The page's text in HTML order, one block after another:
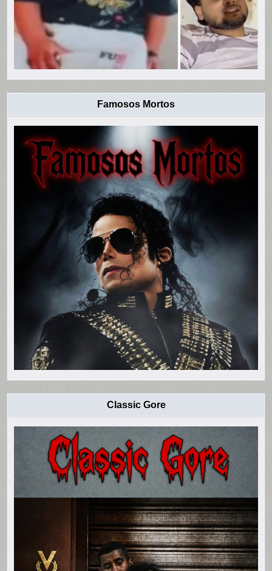
Famosos Mortos
Classic Gore